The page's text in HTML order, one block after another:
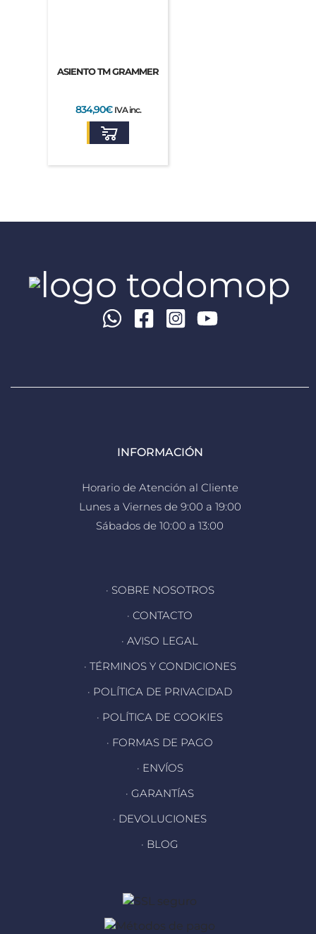
ASIENTO TM GRAMMER
834,90€ IVA inc.
INFORMACIÓN
Horario de Atención al Cliente
Lunes a Viernes de 9:00 a 19:00
Sábados de 10:00 a 13:00
· SOBRE NOSOTROS
· CONTACTO
· AVISO LEGAL
· TÉRMINOS Y CONDICIONES
· POLÍTICA DE PRIVACIDAD
· POLÍTICA DE COOKIES
· FORMAS DE PAGO
· ENVÍOS
· GARANTÍAS
· DEVOLUCIONES
· BLOG